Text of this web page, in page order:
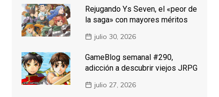
Rejugando Ys Seven, el «peor de
la saga» con mayores méritos
julio 30, 2026
GameBlog semanal #290,
adicción a descubrir viejos JRPG
julio 27, 2026